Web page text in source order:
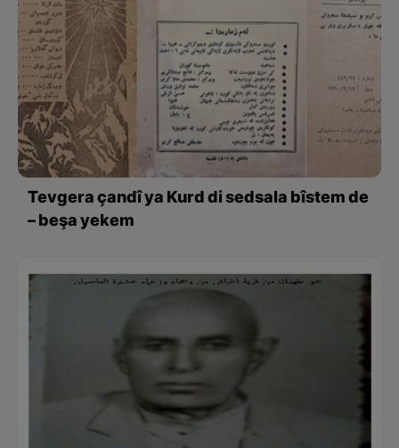
Tevgera çandî ya Kurd di sedsala bîstem de
– beşa yekem